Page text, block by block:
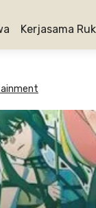
Kerjasama